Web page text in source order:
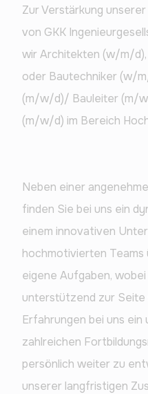
Zur Verstärkung
von GKK
wir Architekten (w/m/
oder Bautechniker (w/
(m/w/d)/ Bauleiter (m/
(m/w/d) im Bereich
Neben einer
finden Sie bei uns ein
einem innovativen
hochmotivierten
eigene Aufgaben,
unterstützend zur Seite
Erfahrungen bei uns
zahlreichen
persönlich weiter zu
unserer langfristigen